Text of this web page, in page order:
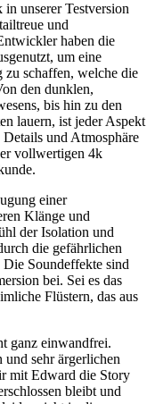
unserer Testversion
und
haben die
um eine
zu schaffen, welche die
den dunklen,
bis hin zu den
lauern, ist jeder Aspekt
und Atmosphäre
vollwertigen 4k
einer
Klänge und
der Isolation und
die gefährlichen
Soundeffekte sind
bei. Sei es das
Flüstern, das aus
ganz einwandfrei.
und sehr ärgerlichen
mit Edward die Story
bleibt und